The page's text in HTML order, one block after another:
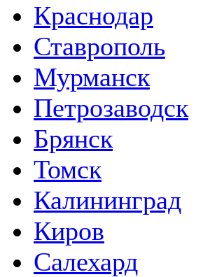
Краснодар
Ставрополь
Мурманск
Петрозаводск
Брянск
Томск
Калининград
Киров
Салехард